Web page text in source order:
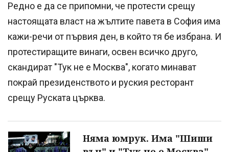
Редно е да се припомни, че протести срещу
настоящата власт на жълтите павета в София има
кажи-речи от първия ден, в който тя бе избрана. И
протестиращите винаги, освен всичко друго,
скандират "Тук не е Москва", когато минават
покрай президенството и руския ресторант
срещу Руската църква.
Няма юмрук. Има "Шиши